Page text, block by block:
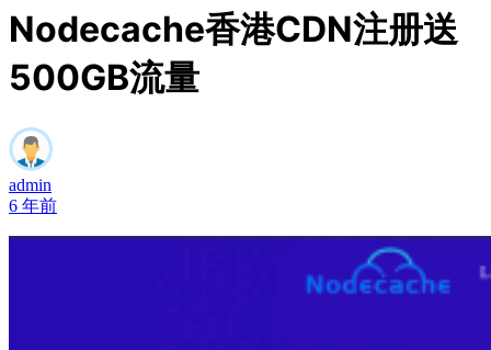
Nodecache香港CDN注册送
500GB流量
admin
6 年前